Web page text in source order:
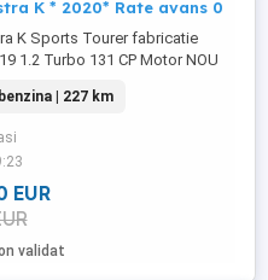
K * 2020* Rate avans 0
K Sports Tourer fabricatie
1.2 Turbo 131 CP Motor NOU
usor negociabil Posibilitate de
rate prin TBI Bank, cu dobândă
de la 7,9% avans 0! Motor
cu doar 18.000 km!
...
| 227 km
EUR
validat